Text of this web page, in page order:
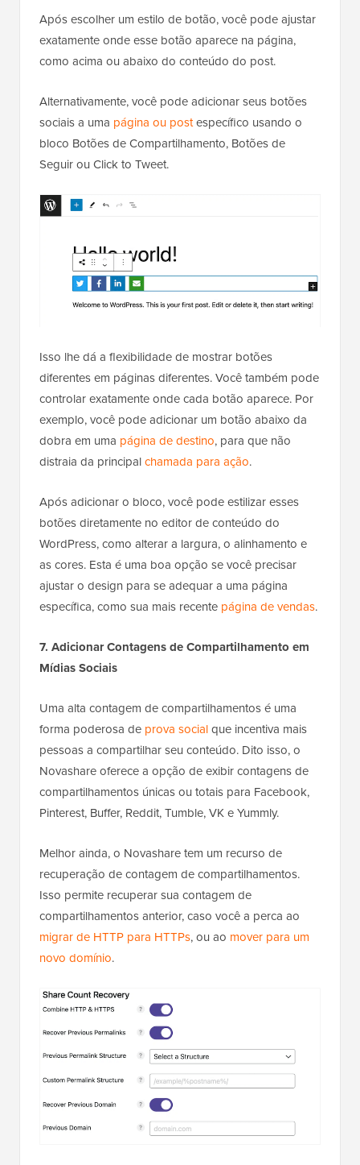
Após escolher um estilo de botão, você pode ajustar
exatamente onde esse botão aparece na página,
como acima ou abaixo do conteúdo do post.
Alternativamente, você pode adicionar seus botões
sociais a uma página ou postespecífico usando o
bloco Botões de Compartilhamento, Botões de
Seguir ou Click to Tweet.
Isso lhe dá a flexibilidade de mostrar botões
diferentes em páginas diferentes. Você também pode
controlar exatamente onde cada botão aparece. Por
exemplo, você pode adicionar um botão abaixo da
dobra em uma página de destino, para que não
distraia da principalchamada para ação.
Após adicionar o bloco, você pode estilizar esses
botões diretamente no editor de conteúdo do
WordPress, como alterar a largura, o alinhamento e
as cores. Esta é uma boa opção se você precisar
ajustar o design para se adequar a uma página
específica, como sua mais recente página de vendas.
7. Adicionar Contagens de Compartilhamento em
Mídias Sociais
Uma alta contagem de compartilhamentos é uma
forma poderosa de prova socialque incentiva mais
pessoas a compartilhar seu conteúdo. Dito isso, o
Novashare oferece a opção de exibir contagens de
compartilhamentos únicas ou totais para Facebook,
Pinterest, Buffer, Reddit, Tumble, VK e Yummly.
Melhor ainda, o Novashare tem um recurso de
recuperação de contagem de compartilhamentos.
Isso permite recuperar sua contagem de
compartilhamentos anterior, caso você a perca ao
migrar de HTTP para HTTPs, ou ao mover para um
novo domínio.